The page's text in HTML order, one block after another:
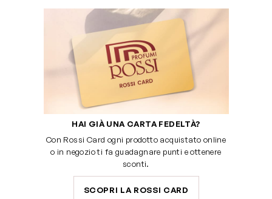
HAI GIÀ UNA CARTA FEDELTÀ?
Con Rossi Card ogni prodotto acquistato online
o in negozio ti fa guadagnare punti e ottenere
sconti.
SCOPRI LA ROSSI CARD